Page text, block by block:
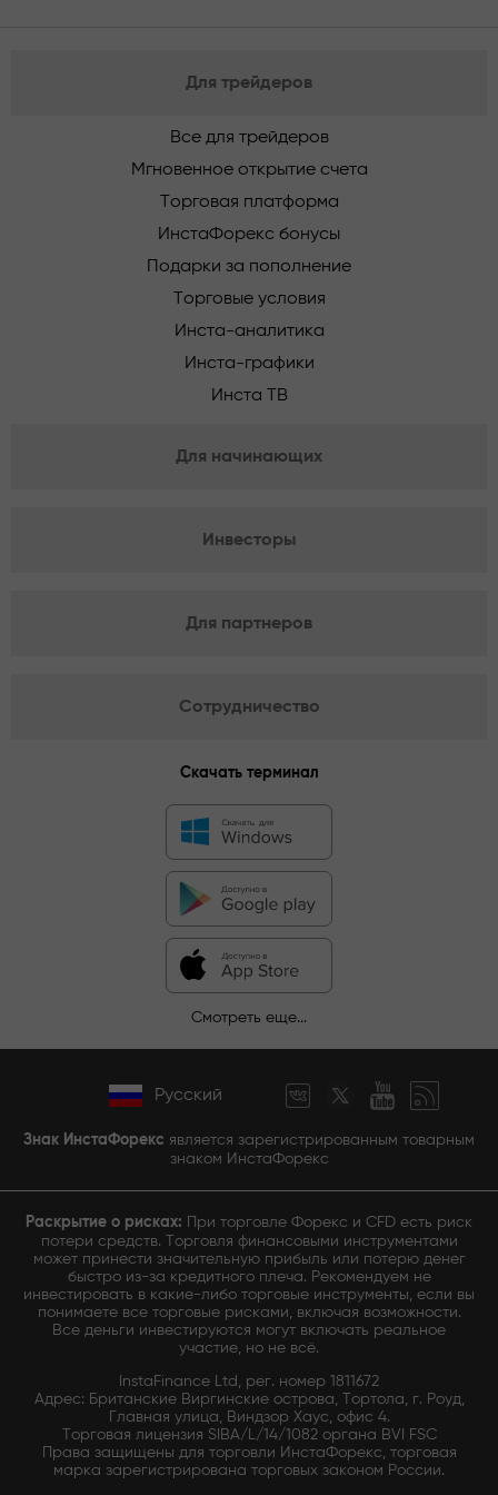
Для трейдеров
Все для трейдеров
Мгновенное открытие счета
Торговая платформа
ИнстаФорекс бонусы
Подарки за пополнение
Торговые условия
Инста-аналитика
Инста-графики
Инста ТВ
Для начинающих
Инвесторы
Для партнеров
Сотрудничество
Скачать терминал
Смотреть еще...
Русский
Знак ИнстаФорекс является зарегистрированным товарным
знаком ИнстаФорекс
Раскрытие о рисках: При торговле Форекс и CFD есть риск
потери средств. Торговля финансовыми инструментами
может принести значительную прибыль или потерю денег
быстро из-за кредитного плеча. Рекомендуем не
инвестировать в какие-либо торговые инструменты, если вы
понимаете все торговые рисками, включая возможности.
Все деньги инвестируются могут включать реальное
участие, но не всё.
InstaFinance Ltd, рег. номер 1811672
Адрес: Британские Виргинские острова, Тортола, г. Роуд,
Главная улица, Виндзор Хаус, офис 4.
Торговая лицензия SIBA/L/14/1082 органа BVI FSC
Права защищены для торговли ИнстаФорекс, торговая
марка зарегистрирована торговых законом России.